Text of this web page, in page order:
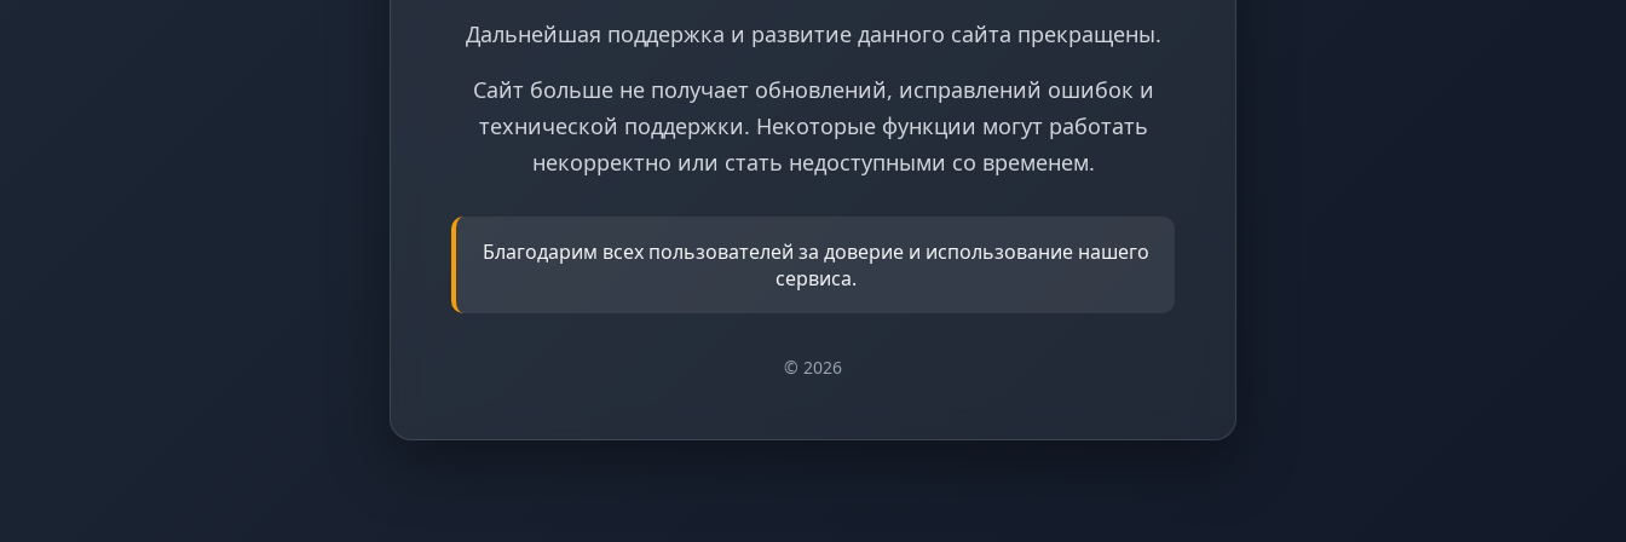
Дальнейшая поддержка и развитие данного сайта прекращены.
Сайт больше не получает обновлений, исправлений ошибок и
технической поддержки. Некоторые функции могут работать
некорректно или стать недоступными со временем.
Благодарим всех пользователей за доверие и использование нашего
сервиса.
© 2026